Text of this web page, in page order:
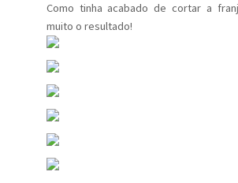
Como tinha acabado de cortar a
muito o resultado!